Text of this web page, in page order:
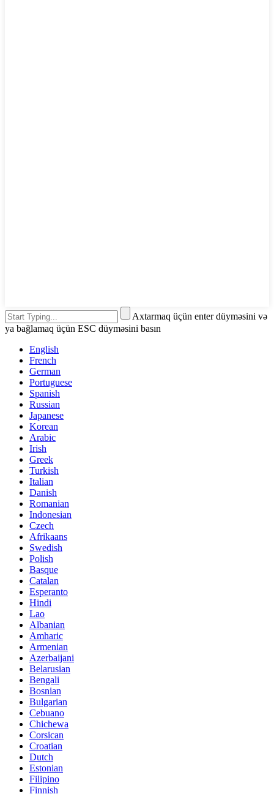
Axtarmaq üçün enter düyməsini və
ya bağlamaq üçün ESC düyməsini basın
English
French
German
Portuguese
Spanish
Russian
Japanese
Korean
Arabic
Irish
Greek
Turkish
Italian
Danish
Romanian
Indonesian
Czech
Afrikaans
Swedish
Polish
Basque
Catalan
Esperanto
Hindi
Lao
Albanian
Amharic
Armenian
Azerbaijani
Belarusian
Bengali
Bosnian
Bulgarian
Cebuano
Chichewa
Corsican
Croatian
Dutch
Estonian
Filipino
Finnish